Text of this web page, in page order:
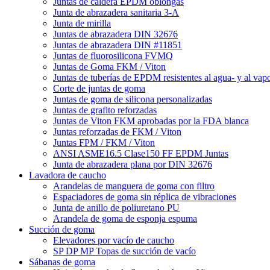
Junta de abrazadera sanitaria 3-A
Junta de mirilla
Juntas de abrazadera DIN 32676
Juntas de abrazadera DIN #11851
Juntas de fluorosilicona FVMQ
Juntas de Goma FKM / Viton
Juntas de tuberías de EPDM resistentes al agua- y al
Corte de juntas de goma
Juntas de goma de silicona personalizadas
Juntas de grafito reforzadas
Juntas de Viton FKM aprobadas por la FDA blanca
Juntas reforzadas de FKM / Viton
Juntas FPM / FKM / Viton
ANSI ASME16.5 Clase150 FF EPDM Juntas
Junta de abrazadera plana por DIN 32676
Lavadora de caucho
Arandelas de manguera de goma con filtro
Espaciadores de goma sin réplica de vibraciones
Junta de anillo de poliuretano PU
Arandela de goma de esponja espuma
Succión de goma
Elevadores por vacío de caucho
SP DP MP Topas de succión de vacío
Sábanas de goma